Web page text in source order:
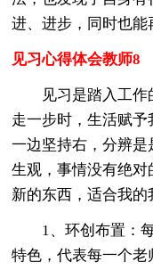
进、进步，同时也能
见习心得体会教师8
见习是踏入工作
走一步时，生活赋
一边坚持右，分辨是
生观，事情没有绝
新的东西，适合我的
1、环创布置：每
特色，代表每一个老